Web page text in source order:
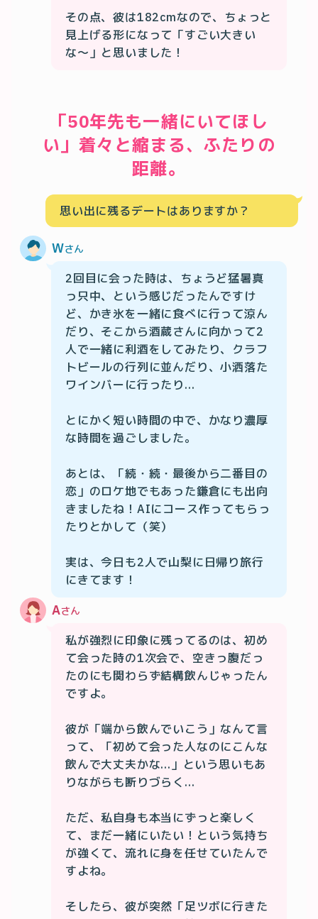
その点、彼は182cmなので、ちょっと
見上げる形になって「すごい大きい
な〜」と思いました！
「50年先も一緒にいてほし
い」着々と縮まる、ふたりの
距離。
思い出に残るデートはありますか？
Wさん
2回目に会った時は、ちょうど猛暑真
っ只中、という感じだったんですけ
ど、かき氷を一緒に食べに行って涼ん
だり、そこから酒蔵さんに向かって2
人で一緒に利酒をしてみたり、クラフ
トビールの行列に並んだり、小洒落た
ワインバーに行ったり...
とにかく短い時間の中で、かなり濃厚
な時間を過ごしました。
あとは、「続・続・最後から二番目の
恋」のロケ地でもあった鎌倉にも出向
きましたね！AIにコース作ってもらっ
たりとかして（笑）
実は、今日も2人で山梨に日帰り旅行
にきてます！
Aさん
私が強烈に印象に残ってるのは、初め
て会った時の1次会で、空きっ腹だっ
たのにも関わらず結構飲んじゃったん
ですよ。
彼が「端から飲んでいこう」なんて言
って、「初めて会った人なのにこんな
飲んで大丈夫かな...」という思いもあ
りながらも断りづらく...
ただ、私自身も本当にずっと楽しく
て、まだ一緒にいたい！という気持ち
が強くて、流れに身を任せていたんで
すよね。
そしたら、彼が突然「足ツボに行きた